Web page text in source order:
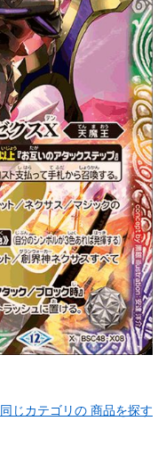
同じカテゴリの 商品を探す